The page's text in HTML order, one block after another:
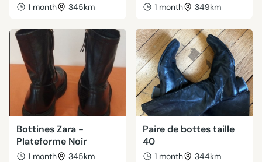
1 month 345km 1 month 349km
Bottines Zara -
Plateforme Noir
1 month 345km
Paire de bottes taille
40
1 month 344km